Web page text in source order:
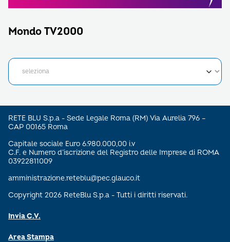
Mondo TV2000
RETE BLU S.p.a - Sede Legale Roma (RM) Via Aurelia 796 –
CAP 00165 Roma
Capitale sociale Euro 6.980.000,00 i.v
C.F. e Numero d’iscrizione del Registro delle Imprese di ROMA
03922811009
amministrazione.reteblu@pec.glauco.it
Copyright 2026 ReteBlu S.p.a - Tutti i diritti riservati.
Invia C.V.
Area Stampa